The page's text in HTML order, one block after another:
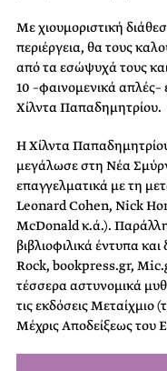
Με χιουμοριστική
περιέργεια, θα τους
από τα εσώψυχά τους
10 –φαινομενικά
Χίλντα Παπαδημητρίου.
Η Χίλντα
μεγάλωσε στη Νέα
επαγγελματικά με τη
Leonard Cohen, Nick
McDonald κ.ά.).
βιβλιοφιλικά έντυπα
Rock, bookpress.gr,
τέσσερα αστυνομικά
τις εκδόσεις Μεταίχμιο
Μέχρις Αποδείξεως του